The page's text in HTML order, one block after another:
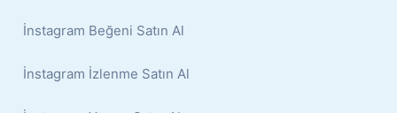
İnstagram Beğeni Satın Al
İnstagram İzlenme Satın Al